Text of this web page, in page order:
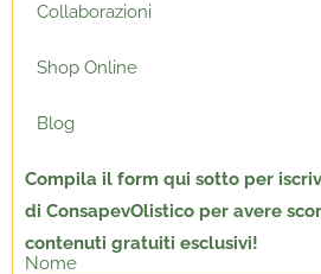
Collaborazioni
Shop Online
Blog
Compila il form qui sotto per
di ConsapevOlistico per avere
contenuti gratuiti esclusivi!
Nome